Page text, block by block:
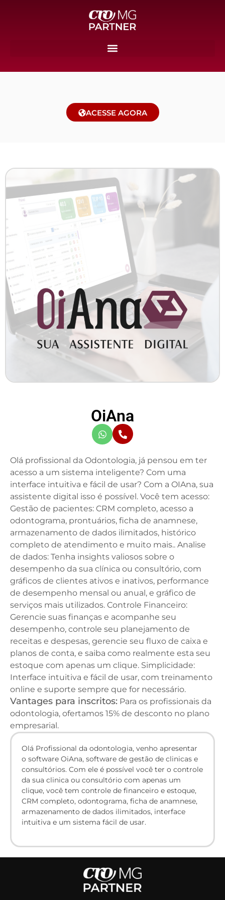
ACESSE AGORA
OiAna
Olá profissional da Odontologia, já pensou em ter
acesso a um sistema inteligente? Com uma
interface intuitiva e fácil de usar? Com a OIAna, sua
assistente digital isso é possível. Você tem acesso:
Gestão de pacientes: CRM completo, acesso a
odontograma, prontuários, ficha de anamnese,
armazenamento de dados ilimitados, histórico
completo de atendimento e muito mais.. Analise
de dados: Tenha insights valiosos sobre o
desempenho da sua clínica ou consultório, com
gráficos de clientes ativos e inativos, performance
de desempenho mensal ou anual, e gráfico de
serviços mais utilizados. Controle Financeiro:
Gerencie suas finanças e acompanhe seu
desempenho, controle seu planejamento de
receitas e despesas, gerencie seu fluxo de caixa e
planos de conta, e saiba como realmente esta seu
estoque com apenas um clique. Simplicidade:
Interface intuitiva e fácil de usar, com treinamento
online e suporte sempre que for necessário.
Vantages para inscritos: Para os profissionais da
odontologia, ofertamos 15% de desconto no plano
empresarial.
Olá Profissional da odontologia, venho apresentar
o software OiAna, software de gestão de clinicas e
consultórios. Com ele é possível você ter o controle
da sua clinica ou consultório com apenas um
clique, você tem controle de financeiro e estoque,
CRM completo, odontograma, ficha de anamnese,
armazenamento de dados ilimitados, interface
intuitiva e um sistema fácil de usar.